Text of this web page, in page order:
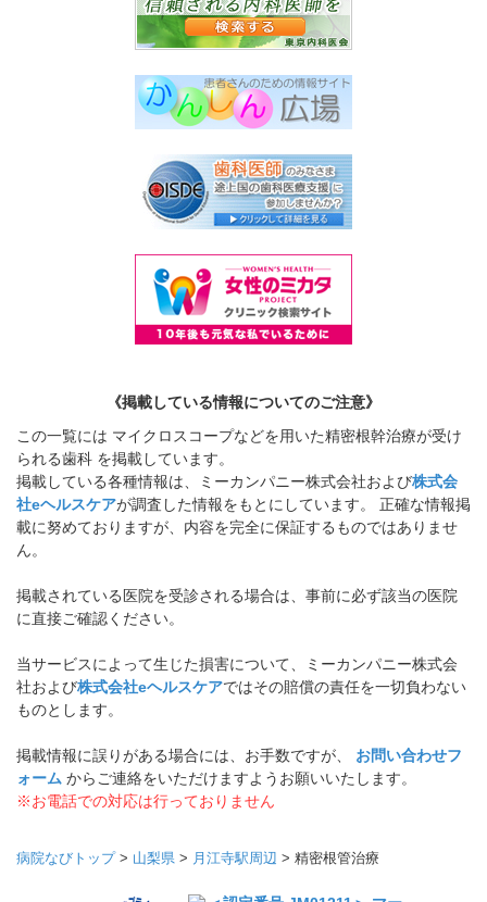
《掲載している情報についてのご注意》
この一覧には マイクロスコープなどを用いた精密根幹治療が受け
られる歯科 を掲載しています。
掲載している各種情報は、ミーカンパニー株式会社および株式会
社eヘルスケアが調査した情報をもとにしています。 正確な情報掲
載に努めておりますが、内容を完全に保証するものではありませ
ん。
掲載されている医院を受診される場合は、事前に必ず該当の医院
に直接ご確認ください。
当サービスによって生じた損害について、ミーカンパニー株式会
社および株式会社eヘルスケアではその賠償の責任を一切負わない
ものとします。
掲載情報に誤りがある場合には、お手数ですが、 お問い合わせフ
ォーム からご連絡をいただけますようお願いいたします。
※お電話での対応は行っておりません
病院なびトップ> 山梨県 > 月江寺駅周辺 > 精密根管治療